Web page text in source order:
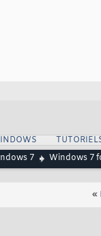
7 Windows 7
«